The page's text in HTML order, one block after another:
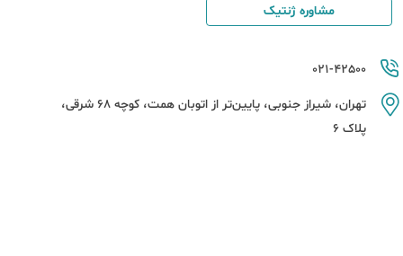
021-42500
تهران، شیراز جنوبی، پایین‌تر از اتوبان همت، کوچه 68 شرقی،
پلاک 6
مشاوره ژنتیک